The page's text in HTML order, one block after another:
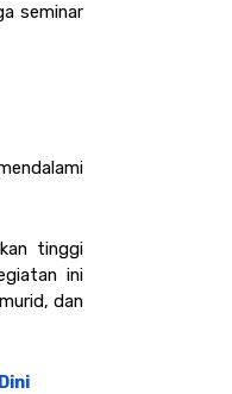
seminar
tinggi
ini
dan